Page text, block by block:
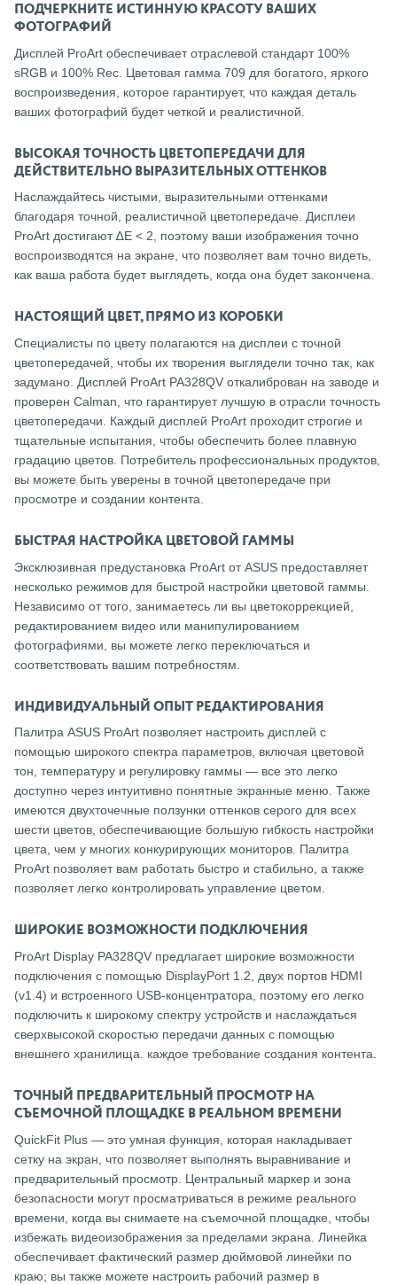
ПОДЧЕРКНИТЕ ИСТИННУЮ КРАСОТУ ВАШИХ
ФОТОГРАФИЙ
Дисплей ProArt обеспечивает отраслевой стандарт 100%
sRGB и 100% Rec. Цветовая гамма 709 для богатого, яркого
воспроизведения, которое гарантирует, что каждая деталь
ваших фотографий будет четкой и реалистичной.
ВЫСОКАЯ ТОЧНОСТЬ ЦВЕТОПЕРЕДАЧИ ДЛЯ
ДЕЙСТВИТЕЛЬНО ВЫРАЗИТЕЛЬНЫХ ОТТЕНКОВ
Наслаждайтесь чистыми, выразительными оттенками
благодаря точной, реалистичной цветопередаче. Дисплеи
ProArt достигают ∆E < 2, поэтому ваши изображения точно
воспроизводятся на экране, что позволяет вам точно видеть,
как ваша работа будет выглядеть, когда она будет закончена.
НАСТОЯЩИЙ ЦВЕТ, ПРЯМО ИЗ КОРОБКИ
Специалисты по цвету полагаются на дисплеи с точной
цветопередачей, чтобы их творения выглядели точно так, как
задумано. Дисплей ProArt PA328QV откалиброван на заводе и
проверен Calman, что гарантирует лучшую в отрасли точность
цветопередачи. Каждый дисплей ProArt проходит строгие и
тщательные испытания, чтобы обеспечить более плавную
градацию цветов. Потребитель профессиональных продуктов,
вы можете быть уверены в точной цветопередаче при
просмотре и создании контента.
БЫСТРАЯ НАСТРОЙКА ЦВЕТОВОЙ ГАММЫ
Эксклюзивная предустановка ProArt от ASUS предоставляет
несколько режимов для быстрой настройки цветовой гаммы.
Независимо от того, занимаетесь ли вы цветокоррекцией,
редактированием видео или манипулированием
фотографиями, вы можете легко переключаться и
соответствовать вашим потребностям.
ИНДИВИДУАЛЬНЫЙ ОПЫТ РЕДАКТИРОВАНИЯ
Палитра ASUS ProArt позволяет настроить дисплей с
помощью широкого спектра параметров, включая цветовой
тон, температуру и регулировку гаммы — все это легко
доступно через интуитивно понятные экранные меню. Также
имеются двухточечные ползунки оттенков серого для всех
шести цветов, обеспечивающие большую гибкость настройки
цвета, чем у многих конкурирующих мониторов. Палитра
ProArt позволяет вам работать быстро и стабильно, а также
позволяет легко контролировать управление цветом.
ШИРОКИЕ ВОЗМОЖНОСТИ ПОДКЛЮЧЕНИЯ
ProArt Display PA328QV предлагает широкие возможности
подключения с помощью DisplayPort 1.2, двух портов HDMI
(v1.4) и встроенного USB-концентратора, поэтому его легко
подключить к широкому спектру устройств и наслаждаться
сверхвысокой скоростью передачи данных с помощью
внешнего хранилища. каждое требование создания контента.
ТОЧНЫЙ ПРЕДВАРИТЕЛЬНЫЙ ПРОСМОТР НА
СЪЕМОЧНОЙ ПЛОЩАДКЕ В РЕАЛЬНОМ ВРЕМЕНИ
QuickFit Plus — это умная функция, которая накладывает
сетку на экран, что позволяет выполнять выравнивание и
предварительный просмотр. Центральный маркер и зона
безопасности могут просматриваться в режиме реального
времени, когда вы снимаете на съемочной площадке, чтобы
избежать видеоизображения за пределами экрана. Линейка
обеспечивает фактический размер дюймовой линейки по
краю; вы также можете настроить рабочий размер в